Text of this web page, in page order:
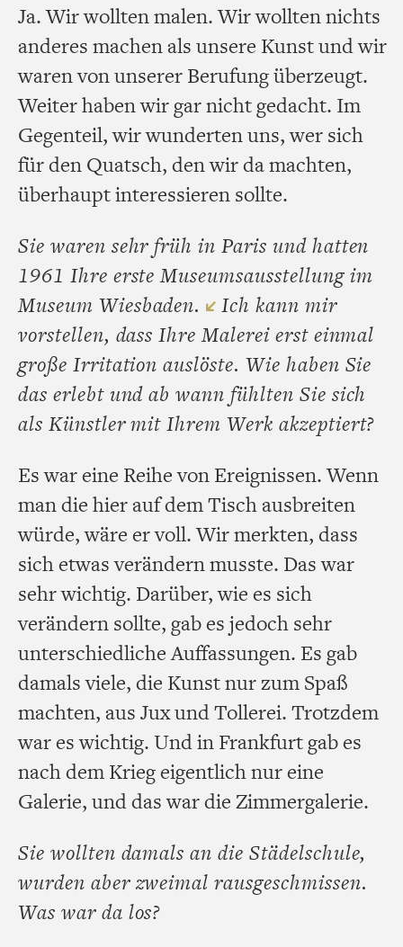
Ja. Wir wollten malen. Wir wollten nichts
anderes machen als unsere Kunst und wir
waren von unserer Berufung überzeugt.
Weiter haben wir gar nicht gedacht. Im
Gegenteil, wir wunderten uns, wer sich
für den Quatsch, den wir da machten,
überhaupt interessieren sollte.
Sie waren sehr früh in Paris und hatten
1961 Ihre erste Museumsausstellung im
Museum Wiesbaden.
Ich kann mir
vorstellen, dass Ihre Malerei erst einmal
große Irritation auslöste. Wie haben Sie
das erlebt und ab wann fühlten Sie sich
als Künstler mit Ihrem Werk akzeptiert?
Es war eine Reihe von Ereignissen. Wenn
man die hier auf dem Tisch ausbreiten
würde, wäre er voll. Wir merkten, dass
sich etwas verändern musste. Das war
sehr wichtig. Darüber, wie es sich
verändern sollte, gab es jedoch sehr
unterschiedliche Auffassungen. Es gab
damals viele, die Kunst nur zum Spaß
machten, aus Jux und Tollerei. Trotzdem
war es wichtig. Und in Frankfurt gab es
nach dem Krieg eigentlich nur eine
Galerie, und das war die Zimmergalerie.
Sie wollten damals an die Städelschule,
wurden aber zweimal rausgeschmissen.
Was war da los?